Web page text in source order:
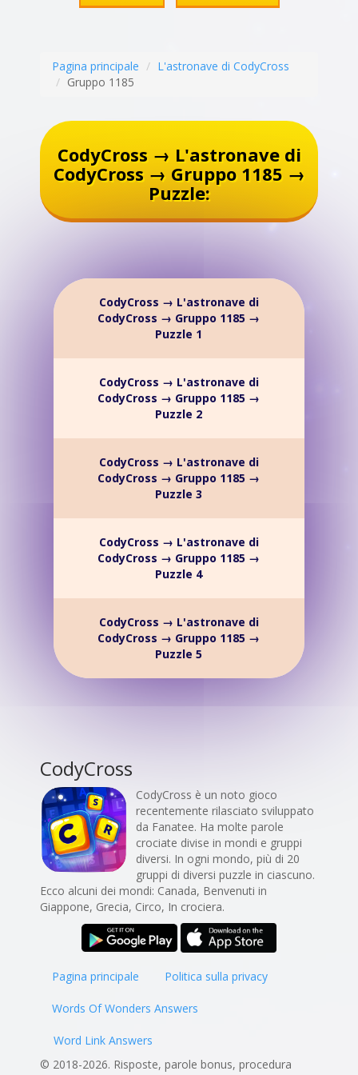
Pagina principale
L'astronave di CodyCross
Gruppo 1185
CodyCross → L'astronave di
CodyCross → Gruppo 1185 →
Puzzle:
CodyCross → L'astronave di
CodyCross → Gruppo 1185 →
Puzzle 1
CodyCross → L'astronave di
CodyCross → Gruppo 1185 →
Puzzle 2
CodyCross → L'astronave di
CodyCross → Gruppo 1185 →
Puzzle 3
CodyCross → L'astronave di
CodyCross → Gruppo 1185 →
Puzzle 4
CodyCross → L'astronave di
CodyCross → Gruppo 1185 →
Puzzle 5
CodyCross
CodyCross è un noto gioco
recentemente rilasciato sviluppato
da Fanatee. Ha molte parole
crociate divise in mondi e gruppi
diversi. In ogni mondo, più di 20
gruppi di diversi puzzle in ciascuno.
Ecco alcuni dei mondi: Canada, Benvenuti in
Giappone, Grecia, Circo, In crociera.
Pagina principale Politica sulla privacy
Words Of Wonders Answers
Word Link Answers
© 2018-2026. Risposte, parole bonus, procedura